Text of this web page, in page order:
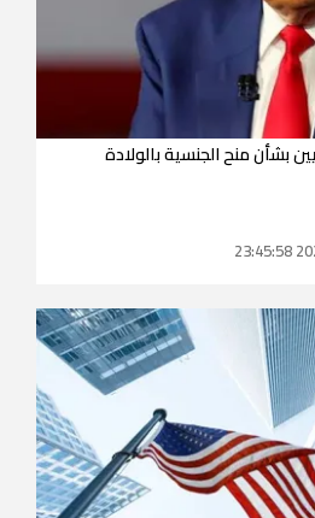
بشأن منح الجنسية بالولادة